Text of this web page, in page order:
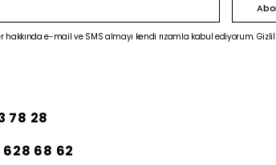
e-mail ve SMS almayı kendi rızamla kabul ediyorum.
78 28
628 68 62